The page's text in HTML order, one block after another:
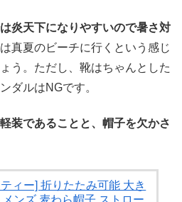
炎天下になりやすいので暑さ対
真夏のビーチに行くという感じ
う。ただし、靴はちゃんとした
ダルはNGです。
装であることと、帽子を欠かさ
ィー] 折りたたみ可能 大き